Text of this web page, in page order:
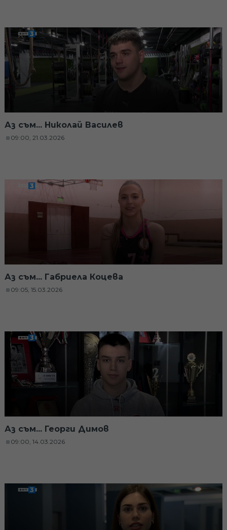
Аз съм... Николай Василев
09:00, 21.03.2026
Аз съм... Габриела Коцева
09:05, 15.03.2026
Аз съм... Георги Димов
09:00, 14.03.2026